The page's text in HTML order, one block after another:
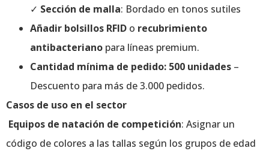
✓ Sección de malla: Bordado en tonos sutiles
Añadir bolsillos RFID o recubrimiento
antibacteriano para líneas premium.
Cantidad mínima de pedido: 500 unidades –
Descuento para más de 3.000 pedidos.
Casos de uso en el sector
Equipos de natación de competición: Asignar un
código de colores a las tallas según los grupos de edad